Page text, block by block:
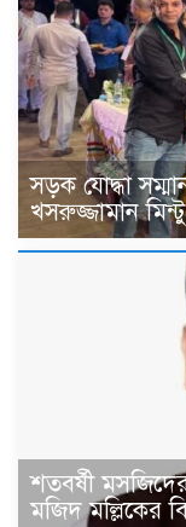
সড়ক যোদ্ধা
খসরুজ্জামান মিন্টু
শতবর্ষী
মজিদ মল্লিকের